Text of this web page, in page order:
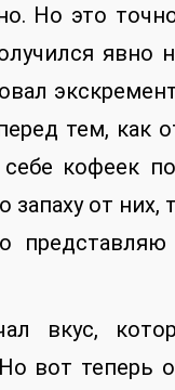
Но это
явно
тем, как
кофеек
от них,
вкус,
вот теперь